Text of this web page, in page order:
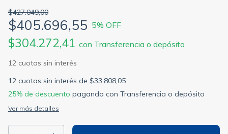
$427.049,00
$405.696,55 5% OFF
$304.272,41 con Transferencia o depósito
12 cuotas sin interés de $33.808,05
25% de descuento pagando con Transferencia o depósito
Ver más detalles